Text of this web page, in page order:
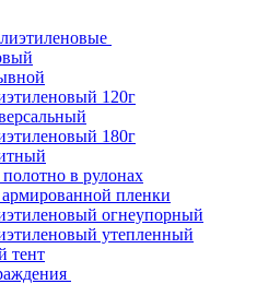
120г
180г
в рулонах
пленки
огнеупорный
утепленный
тент